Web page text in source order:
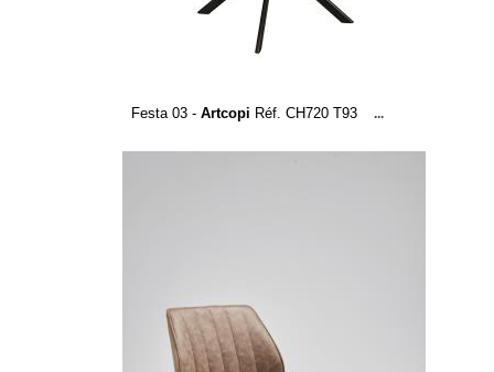
Festa 03 - Artcopi Réf. CH720 T93 ...